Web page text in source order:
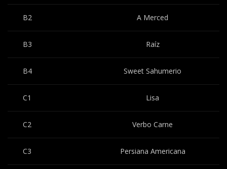
B2 A Merced
B3 Raíz
B4 Sweet Sahumerio
C1 Lisa
C2 Verbo Carne
C3 Persiana Americana